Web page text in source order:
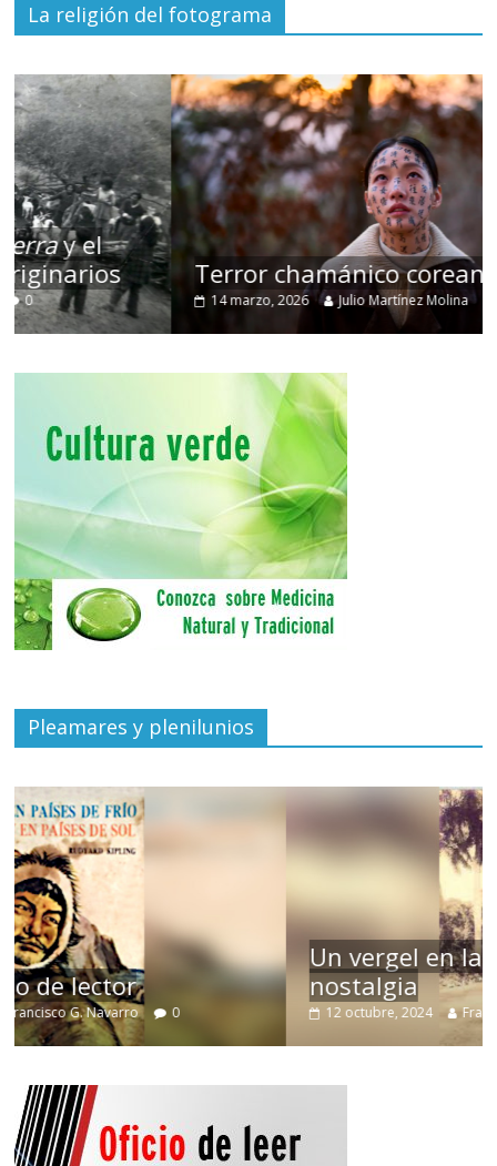
La religión del fotograma
Terror chamánico coreano
14 marzo, 2026 Julio Martínez Molina 0
Pleamares y plenilunios
Un vergel en las nieblas de la
nostalgia
12 octubre, 2024 Francisco G. Navarro 0